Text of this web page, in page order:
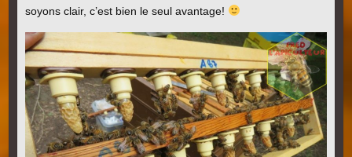
soyons clair, c’est bien le seul avantage!